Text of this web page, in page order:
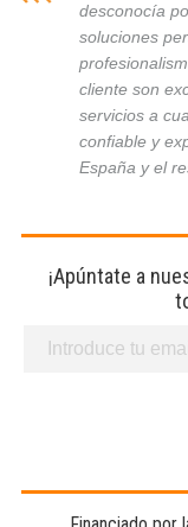
desconocía
soluciones
cliente son
servicios a
confiable y
España y el
¡Apúntate a